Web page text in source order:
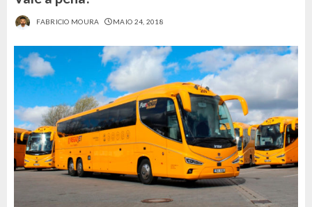
FABRICIO MOURA MAIO 24, 2018